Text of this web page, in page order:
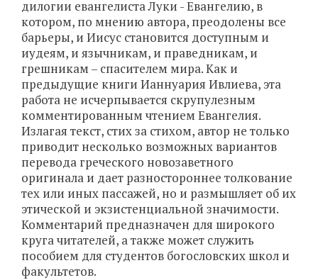
дилогии евангелиста Луки - Евангелию, в
котором, по мнению автора, преодолены все
барьеры, и Иисус становится доступным и
иудеям, и язычникам, и праведникам, и
грешникам – спасителем мира. Как и
предыдущие книги Ианнуария Ивлиева, эта
работа не исчерпывается скрупулезным
комментированным чтением Евангелия.
Излагая текст, стих за стихом, автор не только
приводит несколько возможных вариантов
перевода греческого новозаветного
оригинала и дает разностороннее толкование
тех или иных пассажей, но и размышляет об их
этической и экзистенциальной значимости.
Комментарий предназначен для широкого
круга читателей, а также может служить
пособием для студентов богословских школ и
факультетов.